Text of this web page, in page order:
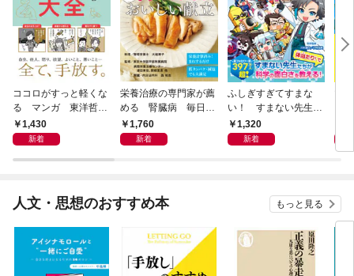
ココロがすっと軽くな
る マンガ 東洋哲学
大全1,430
新着
栄養治療の専門家が薦
める 腎臓病 毎日の
おいしい献立
1,760
新着
ふしぎすぎてすまな
い！ すまない先生の
科学教室
1,320
新着
人文・思想のおすすめ本 もっと見る